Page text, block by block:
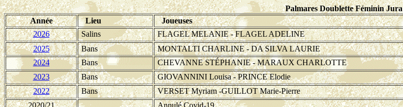
Palmares Doublette Féminin Jura
Année
Lieu Joueuses
2026
Salins FLAGEL MELANIE - FLAGEL ADELINE
2025
Bans MONTALTI CHARLINE - DA SILVA LAURIE
2024
Bans CHEVANNE STÉPHANIE - MARAUX CHARLOTTE
2023
Bans GIOVANNINI Louisa - PRINCE Elodie
2022
Bans VERSET Myriam -GUILLOT Marie-Pierre
2020/21
Annulé Covid-19